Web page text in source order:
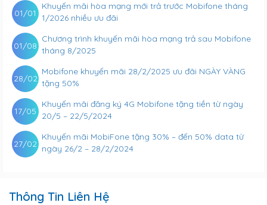
Khuyến mãi hòa mạng mới trả trước Mobifone tháng
1/2026 nhiều ưu đãi
01/01
Chương trình khuyến mãi hòa mạng trả sau Mobifone
tháng 8/2025
01/08
Mobifone khuyến mãi 28/2/2025 ưu đãi NGÀY VÀNG
tặng 50%
28/02
Khuyến mãi đăng ký 4G Mobifone tặng tiền từ ngày
20/5 – 22/5/2024
17/05
Khuyến mãi MobiFone tặng 30% – đến 50% data từ
ngày 26/2 – 28/2/2024
27/02
Thông Tin Liên Hệ